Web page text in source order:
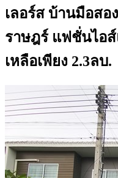
เลอร์ส บ้านมือสอ
ราษฎร์ แฟชั่นไอ
เหลือเพียง 2.3ลบ.